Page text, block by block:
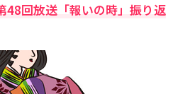
48回放送「報いの時」振り返